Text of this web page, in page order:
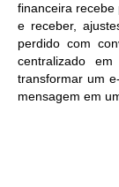
financeira
e receber,
perdido com
centralizado
transformar um
mensagem em